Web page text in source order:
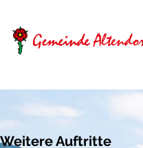
Weitere Auftritte